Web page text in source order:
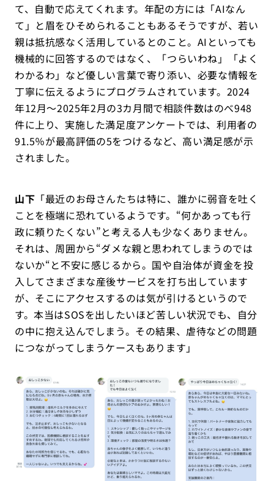
て、自動で応えてくれます。年配の方には「AIなん
て」と眉をひそめられることもあるそうですが、若い
親は抵抗感なく活用しているとのこと。AIといっても
機械的に回答するのではなく、「つらいわね」「よく
わかるわ」など優しい言葉で寄り添い、必要な情報を
丁寧に伝えるようにプログラムされています。2024
年12月〜2025年2月の3カ月間で相談件数はのべ948
件に上り、実施した満足度アンケートでは、利用者の
91.5％が最高評価の5をつけるなど、高い満足感が示
されました。
山下 「最近のお母さんたちは特に、誰かに弱音を吐く
ことを極端に恐れているようです。“何かあっても行
政に頼りたくない”と考える人も少なくありません。
それは、周囲から“ダメな親と思われてしまうのでは
ないか“と不安に感じるから。国や自治体が資金を投
入してさまざまな産後サービスを打ち出しています
が、そこにアクセスするのは気が引けるというので
す。本当はSOSを出したいほど苦しい状況でも、自分
の中に抱え込んでしまう。その結果、虐待などの問題
につながってしまうケースもあります」